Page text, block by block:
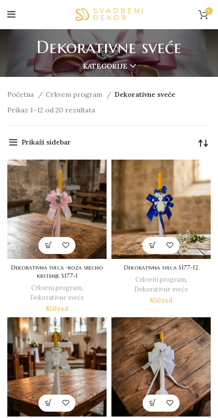
0
Dekorativne sveće
KATEGORIJE
Početna Crkveni program
Dekorativne sveće
Prikaz 1–12 od 20 rezultata
Prikaži sidebar
Dekorativna sveca -roza srecno
krstenje S177-1
Crkveni program,
Dekorativne sveće
850rsd
Dekorativna sveca S177-12
Crkveni program,
Dekorativne sveće
850rsd